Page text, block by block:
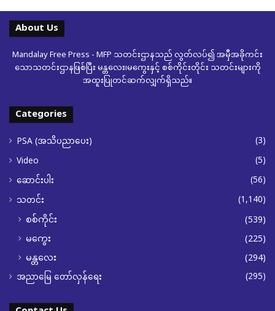
About Us
Mandalay Free Press - MFP သတင်းဌာနသည် လွတ်လပ်၍ အမှီအခိုကင်း
သောသတင်းဌာနဖြစ်ပြီး မန္တလေး၊မကွေးနှင့် စစ်ကိုင်းတိုင်း သတင်းများကို
အထူးပြုတင်ဆက်လျှက်ရှိသည်။
Categories
PSA (အသိပညာပေး)
(3)
Video
(5)
ဆောင်းပါး
(56)
သတင်း
(1,140)
စစ်ကိုင်း
(539)
မကွေး
(225)
မန္တလေး
(294)
အညာမြေ တော်လှန်ရေး (295)